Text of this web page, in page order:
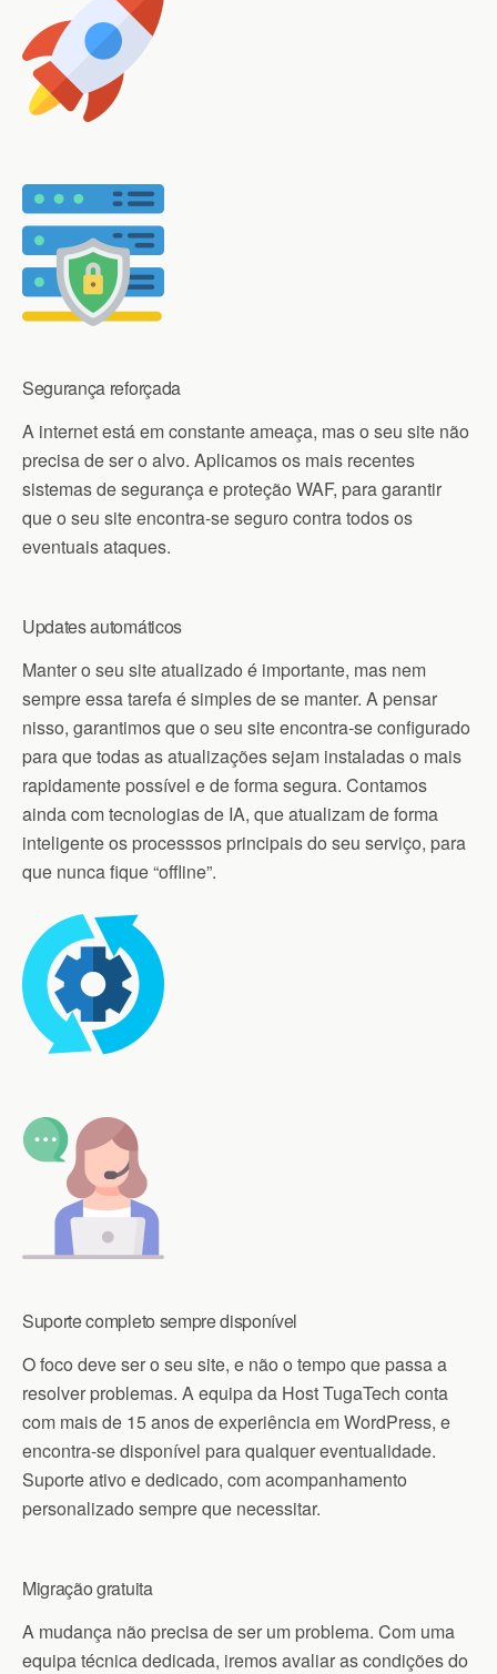
Segurança reforçada
A internet está em constante ameaça, mas o seu site não
precisa de ser o alvo. Aplicamos os mais recentes
sistemas de segurança e proteção WAF, para garantir
que o seu site encontra-se seguro contra todos os
eventuais ataques.
Updates automáticos
Manter o seu site atualizado é importante, mas nem
sempre essa tarefa é simples de se manter. A pensar
nisso, garantimos que o seu site encontra-se configurado
para que todas as atualizações sejam instaladas o mais
rapidamente possível e de forma segura. Contamos
ainda com tecnologias de IA, que atualizam de forma
inteligente os processsos principais do seu serviço, para
que nunca fique “offline”.
Suporte completo sempre disponível
O foco deve ser o seu site, e não o tempo que passa a
resolver problemas. A equipa da Host TugaTech conta
com mais de 15 anos de experiência em WordPress, e
encontra-se disponível para qualquer eventualidade.
Suporte ativo e dedicado, com acompanhamento
personalizado sempre que necessitar.
Migração gratuita
A mudança não precisa de ser um problema. Com uma
equipa técnica dedicada, iremos avaliar as condições do